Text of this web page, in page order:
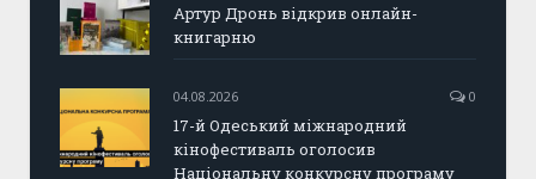
Артур Дронь відкрив онлайн-
книгарню
04.08.2026 0
17-й Одеський міжнародний
кінофестиваль оголосив
Національну конкурсну програму